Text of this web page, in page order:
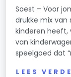
Soest – Voor
drukke mix van
kinderen heeft,
van
speelgoed dat
LEES